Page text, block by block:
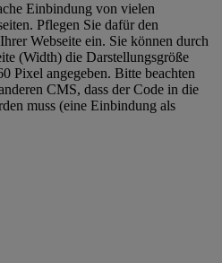
Einbindung von vielen
Pflegen Sie dafür den
Webseite ein. Sie können durch
(Width) die Darstellungsgröße
Pixel angegeben. Bitte beachten
CMS, dass der Code in die
muss (eine Einbindung als